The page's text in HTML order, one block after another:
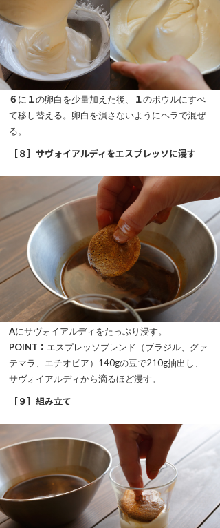
６ に １の卵白を少量加えた後、 １のボウルにすべ
て移し替える。卵白を潰さないようにヘラで混ぜ
る。
［８］ サヴォイアルディをエスプレッソに浸す
Aにサヴォイアルディをたっぷり浸す。
POINT： エスプレッソブレンド（ブラジル、グァ
テマラ、エチオピア）140gの豆で210g抽出し、
サヴォイアルディから滴るほど浸す。
［９］ 組み立て